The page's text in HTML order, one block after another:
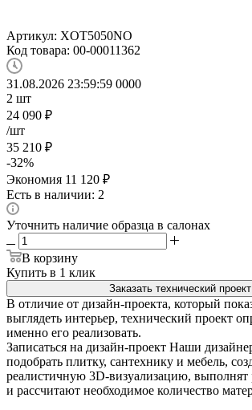
Артикул: XOT5050NO
Код товара: 00-00011362
31.08.2026 23:59:59 0000
2 шт
24 090 ₽
/шт
35 210 ₽
-32%
Экономия 11 120 ₽
Есть в наличии: 2
Уточнить наличие образца в салонах
В корзину
Купить в 1 клик
Заказать технический проект
В отличие от дизайн-проекта, который
выглядеть интерьер, технический проект
именно его реализовать.
Записаться на дизайн-проект Наши
подобрать плитку, сантехнику и мебель,
реалистичную 3D-визуализацию, выполнят
и рассчитают необходимое количество